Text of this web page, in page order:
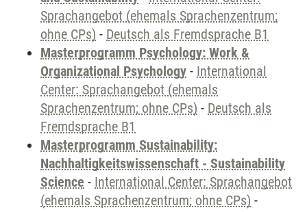
Sprachangebot (ehemals Sprachenzentrum;
ohne CPs) - Deutsch als Fremdsprache B1
Masterprogramm Psychology: Work &
Organizational Psychology - International
Center: Sprachangebot (ehemals
Sprachenzentrum; ohne CPs) - Deutsch als
Fremdsprache B1
Masterprogramm Sustainability:
Nachhaltigkeitswissenschaft - Sustainability
Science - International Center: Sprachangebot
(ehemals Sprachenzentrum; ohne CPs) -